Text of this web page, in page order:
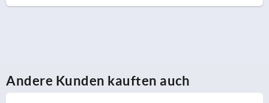
Andere Kunden kauften auch